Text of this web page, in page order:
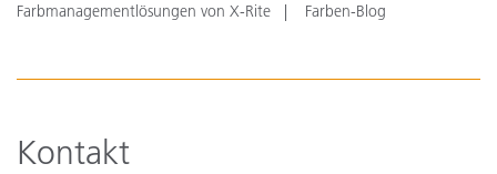
Farbmanagementlösungen von X-Rite Farben-Blog
Kontakt